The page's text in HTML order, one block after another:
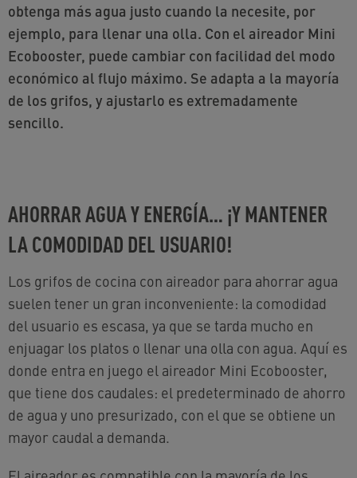
obtenga más agua justo cuando la necesite, por
ejemplo, para llenar una olla. Con el aireador Mini
Ecobooster, puede cambiar con facilidad del modo
económico al flujo máximo. Se adapta a la mayoría
de los grifos, y ajustarlo es extremadamente
sencillo.
AHORRAR AGUA Y ENERGÍA… ¡Y MANTENER
LA COMODIDAD DEL USUARIO!
Los grifos de cocina con aireador para ahorrar agua
suelen tener un gran inconveniente: la comodidad
del usuario es escasa, ya que se tarda mucho en
enjuagar los platos o llenar una olla con agua. Aquí es
donde entra en juego el aireador Mini Ecobooster,
que tiene dos caudales: el predeterminado de ahorro
de agua y uno presurizado, con el que se obtiene un
mayor caudal a demanda.